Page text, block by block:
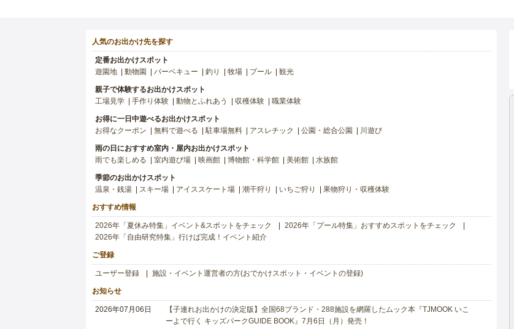
人気のお出かけ先を探す
定番お出かけスポット
遊園地
動物園 バーベキュー 釣り 牧場 プール 観光
親子で体験するお出かけスポット
工場見学
手作り体験 動物とふれあう 収穫体験 職業体験
お得に一日中遊べるお出かけスポット
お得なクーポン
無料で遊べる 駐車場無料 アスレチック 公園・総合公園 川遊び
雨の日におすすめ室内・屋内お出かけスポット
雨でも楽しめる
室内遊び場 映画館 博物館・科学館 美術館 水族館
季節のお出かけスポット
温泉・銭湯
スキー場 アイススケート場 潮干狩り いちご狩り 果物狩り・収穫体験
おすすめ情報
2026年「夏休み特集」イベント&スポットをチェック
2026年「プール特集」おすすめスポットをチェック
2026年「自由研究特集」行けば完成！イベント紹介
ご登録
ユーザー登録 施設・イベント運営者の方(おでかけスポット・イベントの登録)
お知らせ
2026年07月06日
【子連れお出かけの決定版】全国68ブランド・288施設を網羅したムック本『TJMOOK いこ
ーよで行く キッズパークGUIDE BOOK』7月6日（月）発売！